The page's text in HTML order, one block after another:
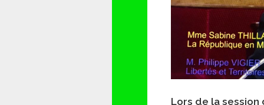
Lors de la